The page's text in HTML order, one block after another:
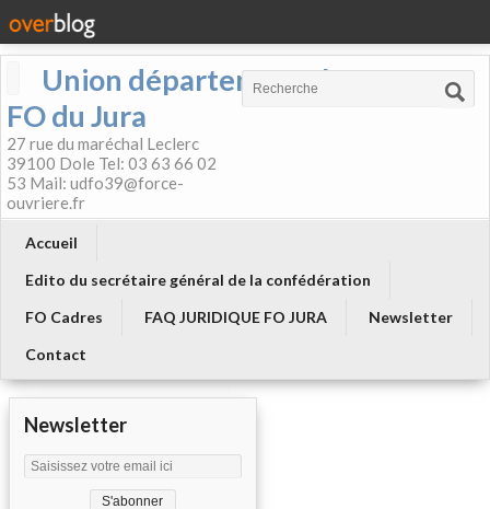
Union départementale
FO du Jura
27 rue du maréchal Leclerc
39100 Dole Tel: 03 63 66 02
53 Mail: udfo39@force-
ouvriere.fr
Accueil
Edito du secrétaire général de la confédération
FO Cadres
FAQ JURIDIQUE FO JURA
Newsletter
Contact
Newsletter